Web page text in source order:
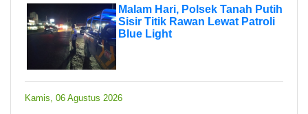
Malam Hari, Polsek Tanah Putih
Sisir Titik Rawan Lewat Patroli
Blue Light
Kamis, 06 Agustus 2026